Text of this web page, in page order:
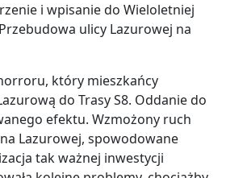
i wpisanie do Wieloletniej
ulicy Lazurowej na
który mieszkańcy
do Trasy S8. Oddanie do
efektu. Wzmożony ruch
Lazurowej, spowodowane
tak ważnej inwestycji